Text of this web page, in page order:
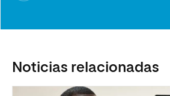
Noticias relacionadas